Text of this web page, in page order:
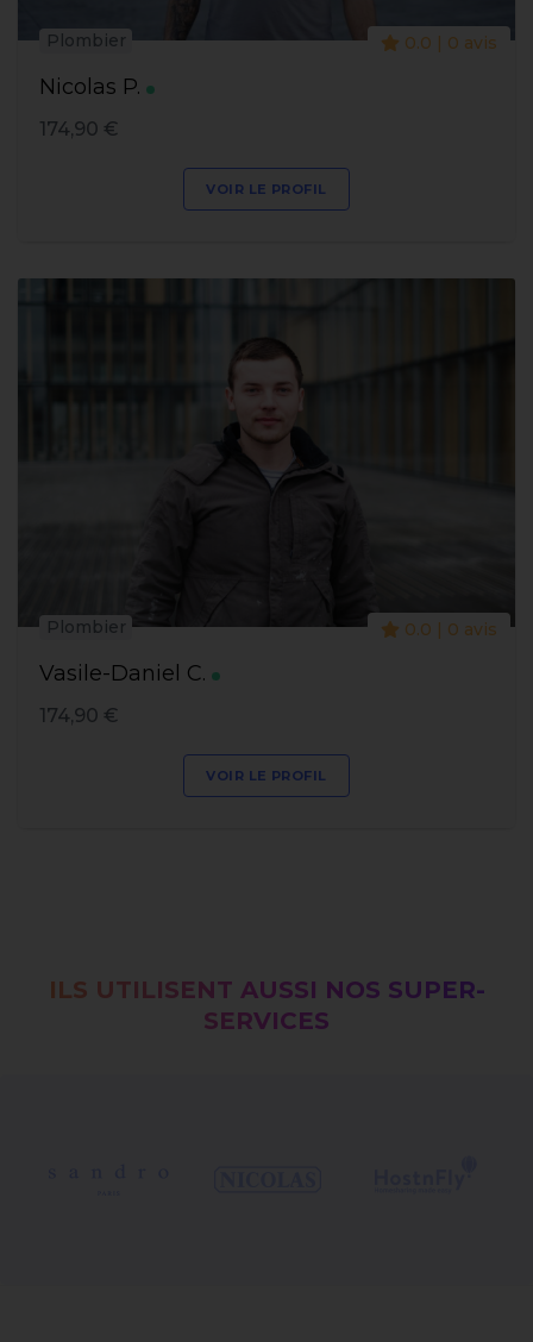
Nicolas P.
Plombier 0.0 | 0 avis
174,90 €
VOIR LE PROFIL
Vasile-Daniel C.
Plombier 0.0 | 0 avis
174,90 €
VOIR LE PROFIL
ILS UTILISENT AUSSI NOS SUPER-
SERVICES